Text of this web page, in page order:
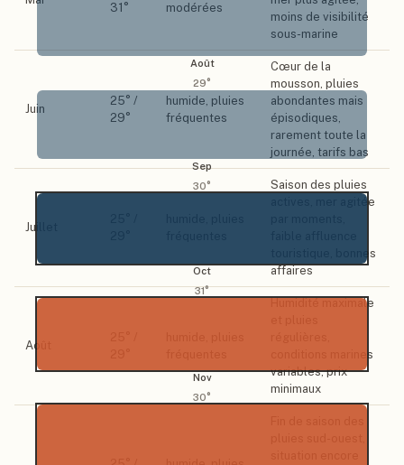
Août
29°
Sep
30°
Oct
31°
Nov
30°
31 ° modérées
moins de visibilité
sous-marine
Juin
25° /
29°
humide, pluies
fréquentes
Cœur de la
mousson, pluies
abondantes mais
épisodiques,
rarement toute la
journée, tarifs bas
Juillet
Saison des pluies
actives, mer agitée
touristique, bonnes
affaires
Août
Humidité maximale
conditions marines
variables, prix
minimaux